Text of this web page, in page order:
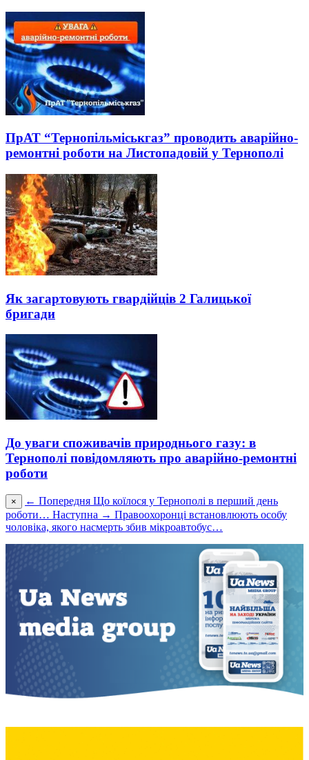
ПрАТ “Тернопільміськгаз” проводить аварійно-
ремонтні роботи на Листопадовій у Тернополі
Як загартовують гвардійців 2 Галицької
бригади
До уваги споживачів природнього газу: в
Тернополі повідомляють про аварійно-ремонтні
роботи
× ← Попередня Що коїлося у Тернополі в перший день
роботи… Наступна → Правоохоронці встановлюють особу
чоловіка, якого насмерть збив мікроавтобус…